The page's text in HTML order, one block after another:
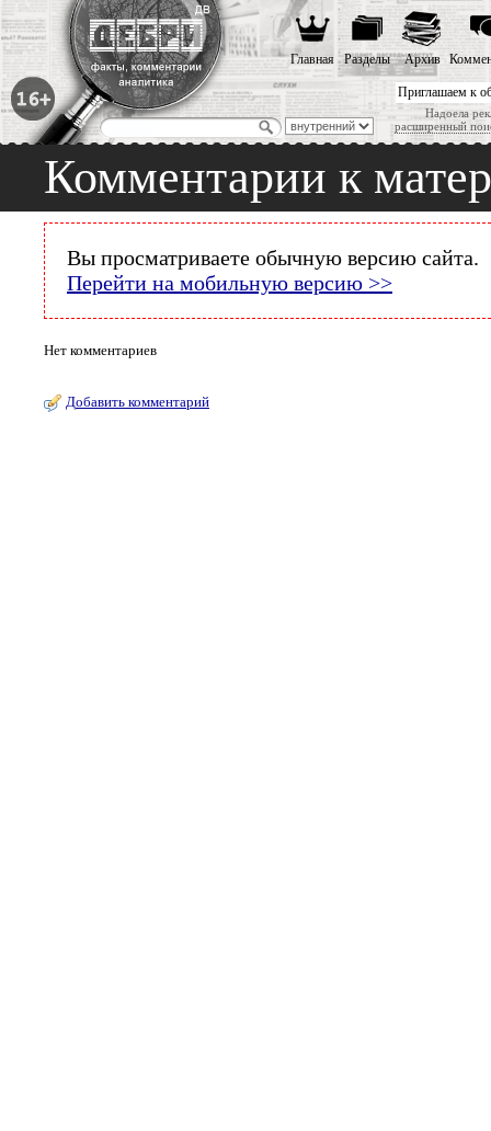
Приглашаем к
Надоела
расширенный
Главная Разделы Архив
Комментарии к
Вы просматриваете обычную версию сайта.
Перейти на мобильную версию >>
Нет комментариев
Добавить комментарий